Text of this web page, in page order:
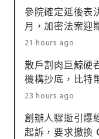
參院確定延後表
月，加密法案迎
21 hours ago
散戶割肉巨鯨硬
機構抄底，比特
23 hours ago
創辦人驟逝引爆
起訴，要求撤換